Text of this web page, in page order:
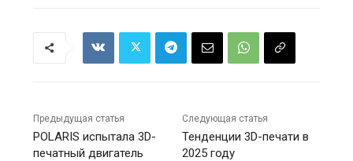
Предыдущая статья
POLARIS испытала 3D-
печатный двигатель
Следующая статья
Тенденции 3D-печати в
2025 году